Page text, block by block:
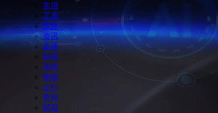
常用
工具
软件
资讯
直播
影视
游戏
购物
出行
查询
邮箱